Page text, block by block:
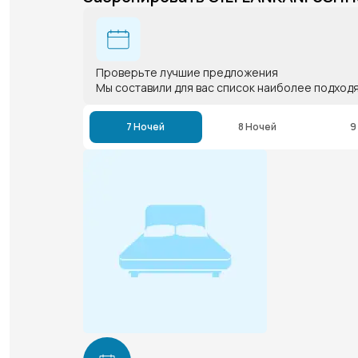
Проверьте лучшие предложения
Мы составили для вас список наиболее
7 Ночей 8 Ночей